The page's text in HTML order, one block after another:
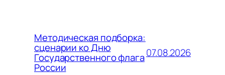
Методическая подборка:
сценарии ко Дню
Государственного флага
России
07.08.2026